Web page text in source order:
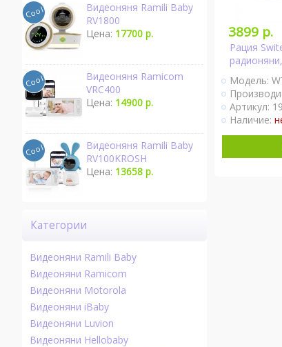
3899 р.
Рация
Модель:
Артикул:
Наличие:
Видеоняня Ramili Baby
RV1800
Цена: 17700 р.
Видеоняня Ramicom
VRC400
Цена: 14900 р.
Видеоняня Ramili Baby
RV100KROSH
Цена: 13658 р.
Категории
Видеоняни Ramili Baby
Видеоняни Ramicom
Видеоняни Motorola
Видеоняни iBaby
Видеоняни Luvion
Видеоняни Hellobaby